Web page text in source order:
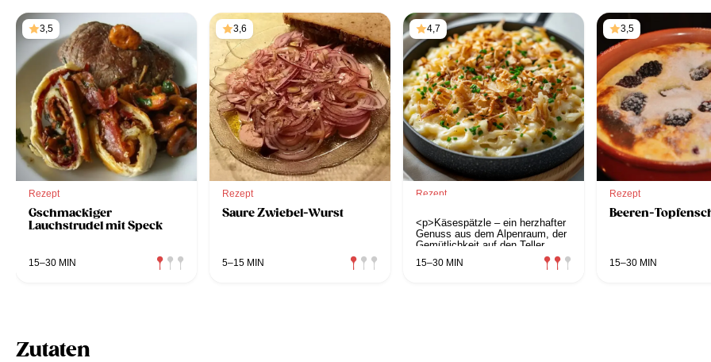
3,5
Rezept
Gschmackiger
Lauchstrudel mit Speck
15–30 MIN
3,6
Rezept
Saure Zwiebel-Wurst
5–15 MIN
4,7
Rezept
<p>Käsespätzle – ein herzhafter
Genuss aus dem Alpenraum, der
Gemütlichkeit auf den Teller
zaubert. Entdecke unser Rezept
für die perfekten Käsespätzle:
15–30 MIN
3,5
Rezept
Beeren-
15–30 MIN
Zutaten